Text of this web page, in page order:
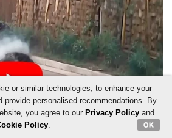
or similar technologies, to enhance your
provide personalised recommendations. By
you agree to our Privacy Policyand
Policy. OK